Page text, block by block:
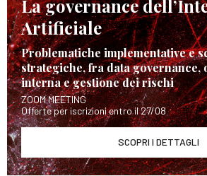
La governance
Artificiale
Problematiche implementative e
strategiche, fra data governance,
interna e gestione dei rischi
ZOOM MEETING
Offerte per iscrizioni entro il 27/08
SCOPRI I DETTAGLI